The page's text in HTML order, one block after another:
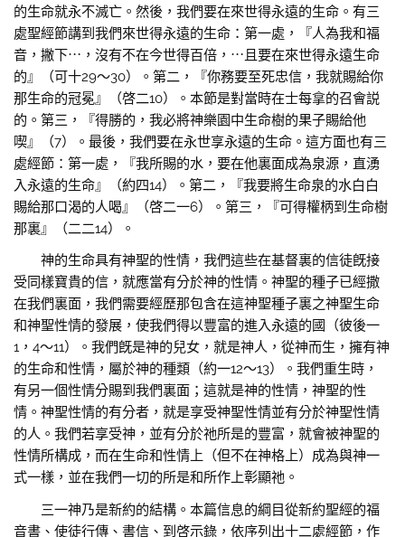
的生命就永不滅亡。然後，我們要在來世得永遠的生命。有三
處聖經節講到我們來世得永遠的生命：第一處，『人為我和福
音，撇下⋯，沒有不在今世得百倍，⋯且要在來世得永遠生命
的』（可十29〜30）。第二，『你務要至死忠信，我就賜給你
那生命的冠冕』（啓二10）。本節是對當時在士每拿的召會説
的。第三，『得勝的，我必將神樂園中生命樹的果子賜給他
喫』（7）。最後，我們要在永世享永遠的生命。這方面也有三
處經節：第一處，『我所賜的水，要在他裏面成為泉源，直湧
入永遠的生命』（約四14）。第二，『我要將生命泉的水白白
賜給那口渴的人喝』（啓二一6）。第三，『可得權柄到生命樹
那裏』（二二14）。
神的生命具有神聖的性情，我們這些在基督裏的信徒旣接
受同樣寶貴的信，就應當有分於神的性情。神聖的種子已經撒
在我們裏面，我們需要經歷那包含在這神聖種子裏之神聖生命
和神聖性情的發展，使我們得以豐富的進入永遠的國（彼後一
1，4〜11）。我們旣是神的兒女，就是神人，從神而生，擁有神
的生命和性情，屬於神的種類（約一12〜13）。我們重生時，
有另一個性情分賜到我們裏面；這就是神的性情，神聖的性
情。神聖性情的有分者，就是享受神聖性情並有分於神聖性情
的人。我們若享受神，並有分於祂所是的豐富，就會被神聖的
性情所構成，而在生命和性情上（但不在神格上）成為與神一
式一樣，並在我們一切的所是和所作上彰顯祂。
三一神乃是新約的結構。本篇信息的綱目從新約聖經的福
音書、使徒行傳、書信、到啓示錄，依序列出十二處經節，作